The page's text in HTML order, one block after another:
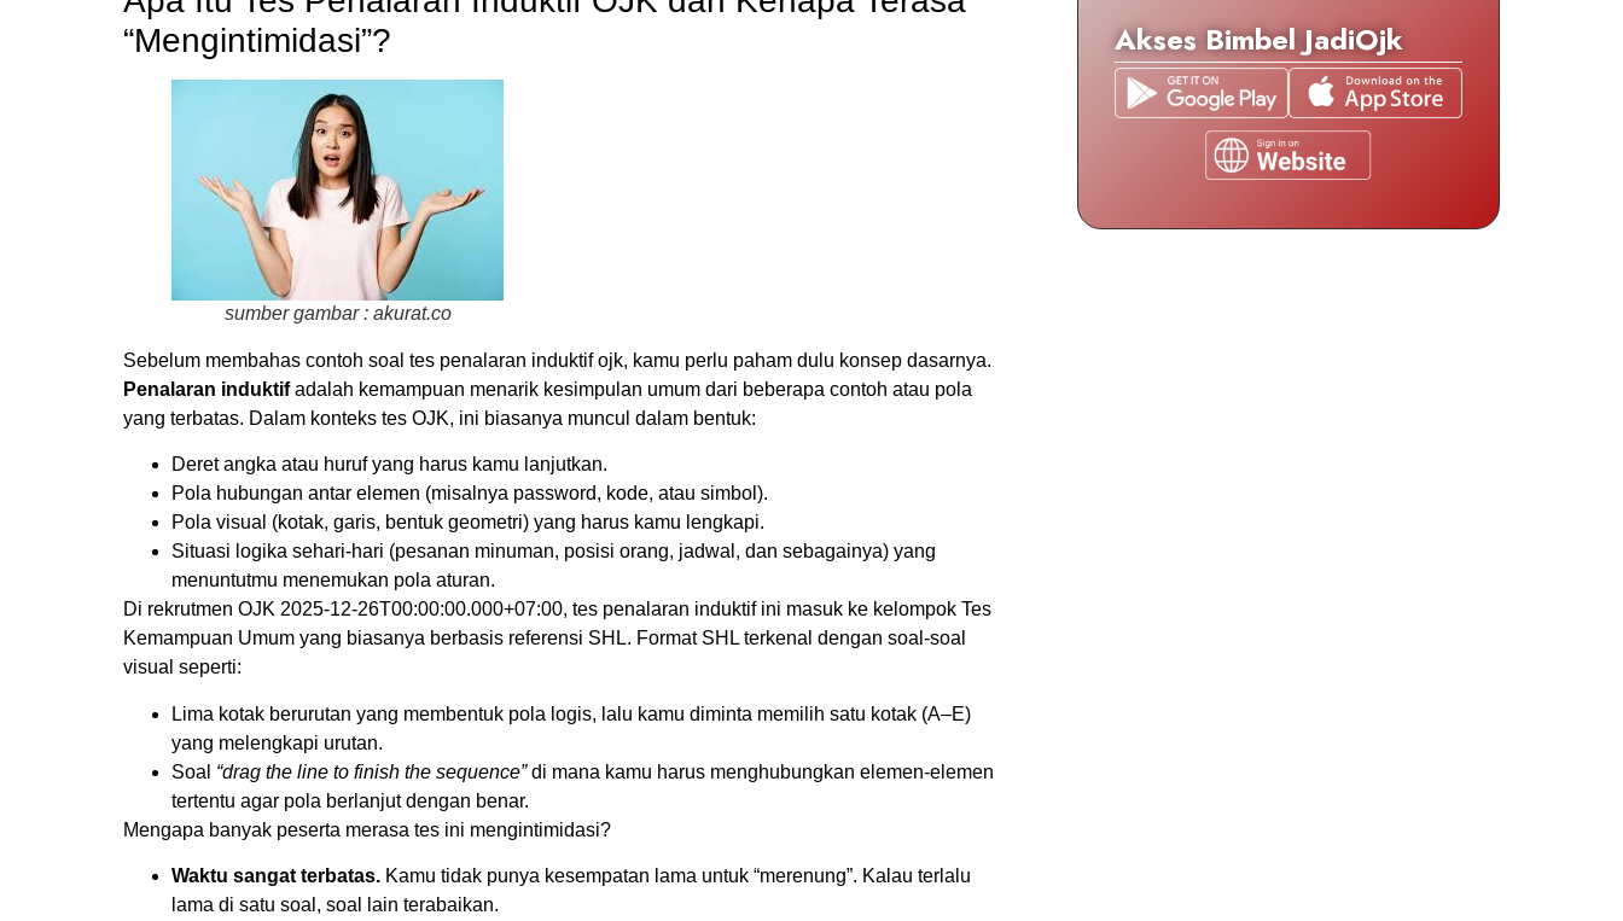
“Mengintimidasi”?
sumber gambar : akurat.co
Sebelum membahas contoh soal tes penalaran induktif ojk, kamu perlu paham dulu konsep dasarnya.
Penalaran induktifadalah kemampuan menarik kesimpulan umum dari beberapa contoh atau pola
yang terbatas. Dalam konteks tes OJK, ini biasanya muncul dalam bentuk:
Deret angka atau huruf yang harus kamu lanjutkan.
Pola hubungan antar elemen (misalnya password, kode, atau simbol).
Pola visual (kotak, garis, bentuk geometri) yang harus kamu lengkapi.
Situasi logika sehari-hari (pesanan minuman, posisi orang, jadwal, dan sebagainya) yang
menuntutmu menemukan pola aturan.
Di rekrutmen OJK 2025-12-26T00:00:00.000+07:00, tes penalaran induktif ini masuk ke kelompok Tes
Kemampuan Umum yang biasanya berbasis referensi SHL. Format SHL terkenal dengan soal-soal
visual seperti:
Lima kotak berurutan yang membentuk pola logis, lalu kamu diminta memilih satu kotak (A–E)
yang melengkapi urutan.
Soal “drag the line to finish the sequence”di mana kamu harus menghubungkan elemen-elemen
tertentu agar pola berlanjut dengan benar.
Mengapa banyak peserta merasa tes ini mengintimidasi?
Waktu sangat terbatas. Kamu tidak punya kesempatan lama untuk “merenung”. Kalau terlalu
lama di satu soal, soal lain terabaikan.
Akses Bimbel JadiOjk